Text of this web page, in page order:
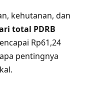
kehutanan, dan
total PDRB
Rp61,24
pentingnya